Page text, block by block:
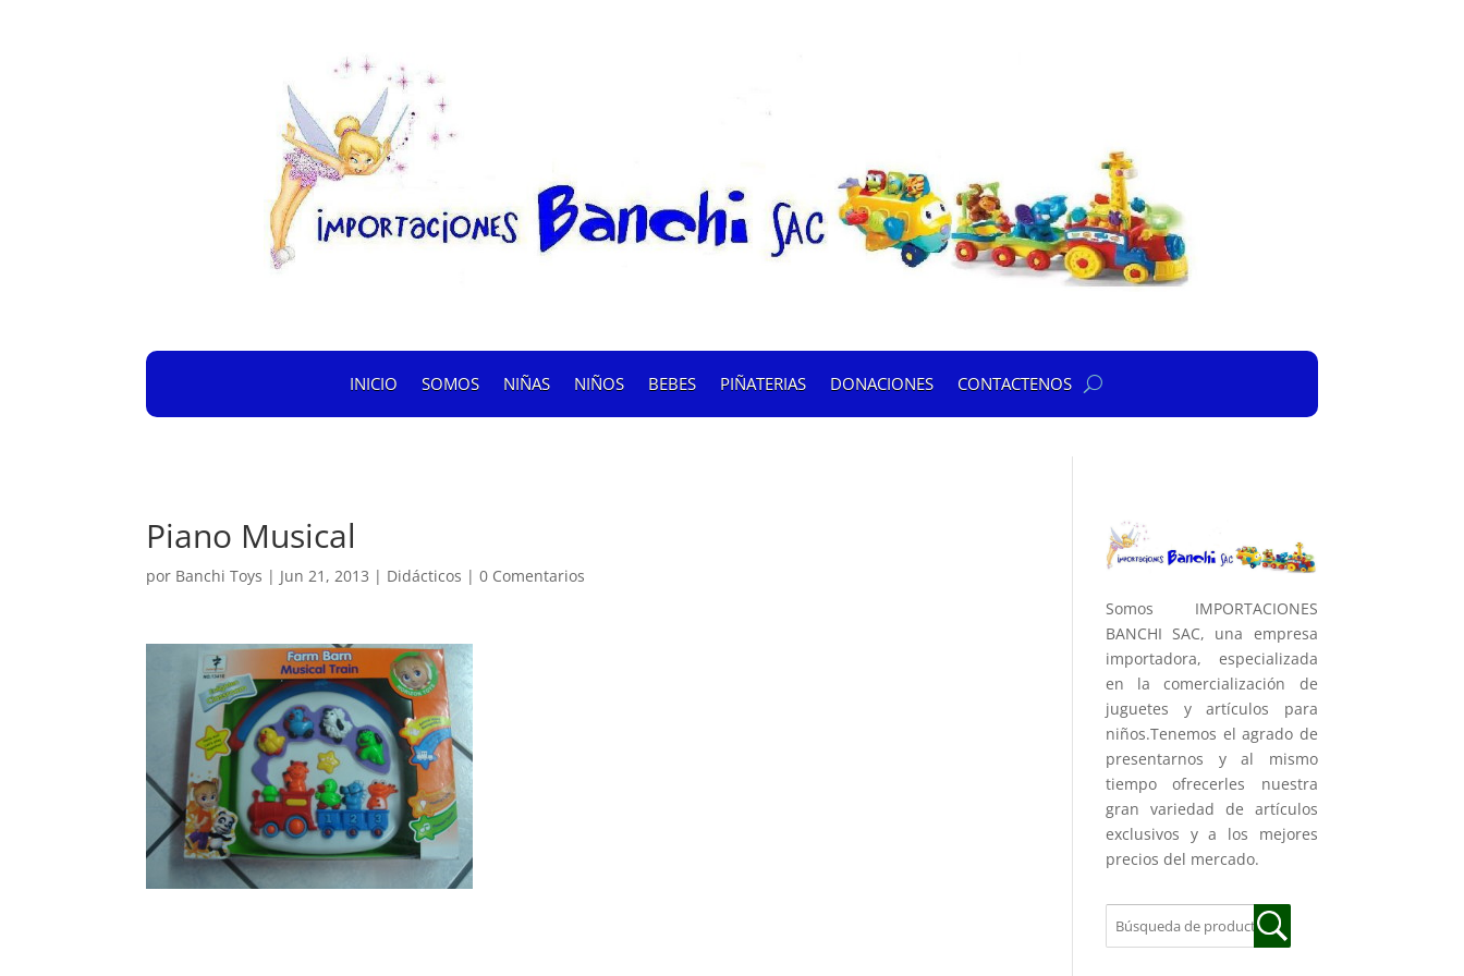
INICIO SOMOS NIÑAS NIÑOS BEBES PIÑATERIAS DONACIONES CONTACTENOS
Piano Musical
por Banchi Toys | Jun 21, 2013 | Didácticos |0 Comentarios
Somos IMPORTACIONES
BANCHI SAC, una empresa
importadora, especializada
en la comercialización de
juguetes y artículos para
niños.Tenemos el agrado de
presentarnos y al mismo
tiempo ofrecerles nuestra
gran variedad de artículos
exclusivos y a los mejores
precios del mercado.